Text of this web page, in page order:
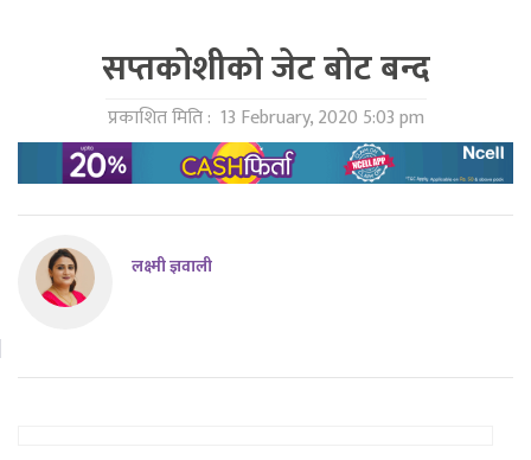
सप्तकोशीको जेट बोट बन्द
प्रकाशित मिति : 13 February, 2020 5:03 pm
लक्ष्मी ज्ञवाली